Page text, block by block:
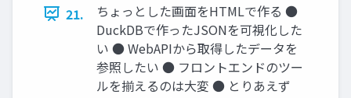
21.
ちょっとした画面をHTMLで作る ●
DuckDBで作ったJSONを可視化した
い ● WebAPIから取得したデータを
参照したい ● フロントエンドのツー
ルを揃えるのは大変 ● とりあえず